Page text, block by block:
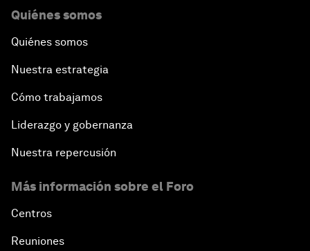
Quiénes somos
Quiénes somos
Nuestra estrategia
Cómo trabajamos
Liderazgo y gobernanza
Nuestra repercusión
Más información sobre el Foro
Centros
Reuniones